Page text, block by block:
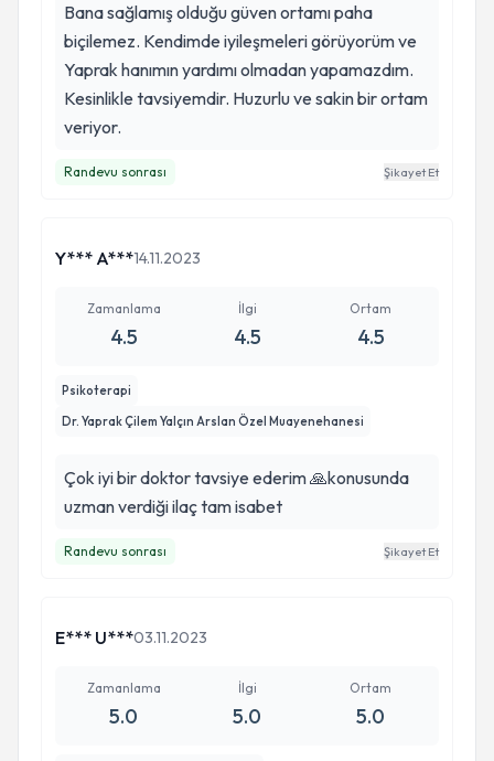
Bana sağlamış olduğu güven ortamı paha
biçilemez. Kendimde iyileşmeleri görüyorüm ve
Yaprak hanımın yardımı olmadan yapamazdım.
Kesinlikle tavsiyemdir. Huzurlu ve sakin bir ortam
veriyor.
Randevu sonrası Şikayet Et
Y*** A***14.11.2023
Zamanlama
4.5
İlgi
4.5
Ortam
4.5
Psikoterapi
Dr. Yaprak Çilem Yalçın Arslan Özel Muayenehanesi
Çok iyi bir doktor tavsiye ederim 🙏konusunda
uzman verdiği ilaç tam isabet
Randevu sonrası Şikayet Et
E*** U***03.11.2023
Zamanlama
5.0
İlgi
5.0
Ortam
5.0